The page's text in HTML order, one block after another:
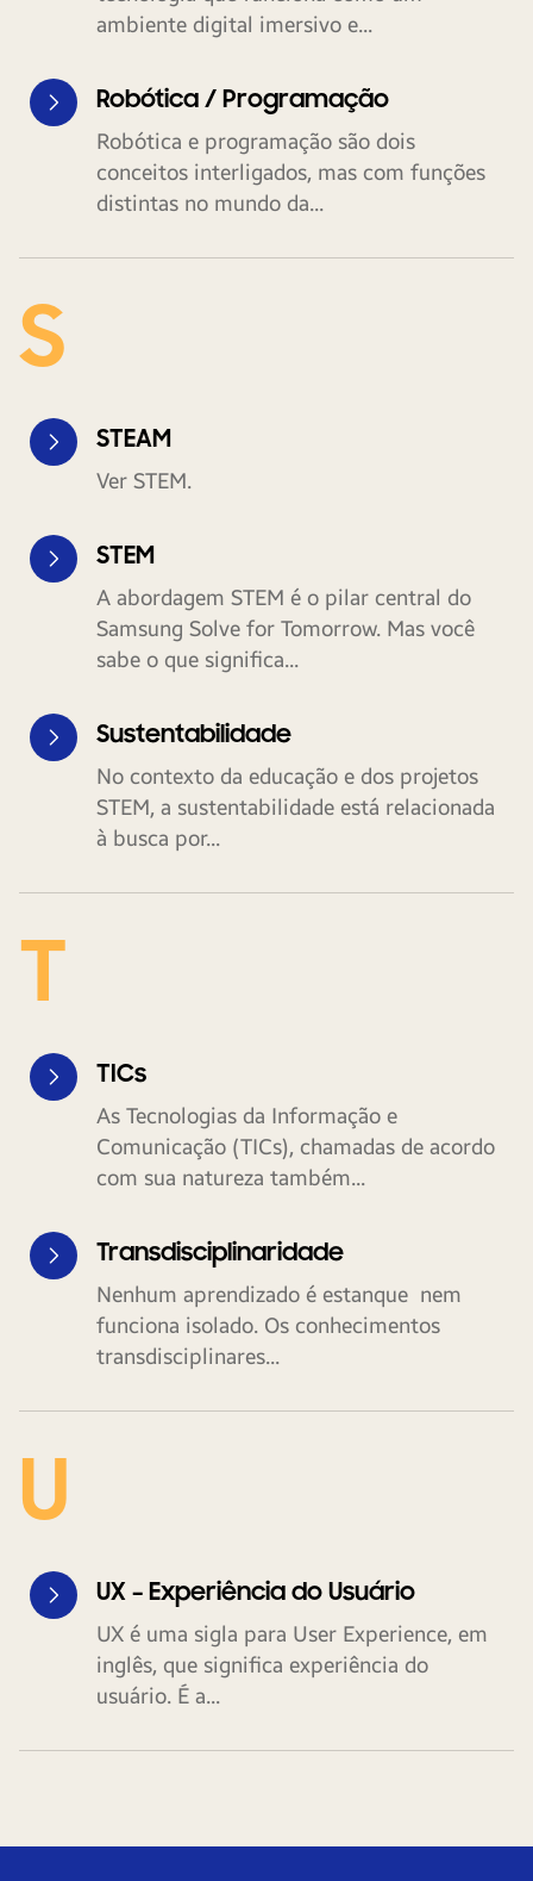
ambiente digital imersivo e...
Robótica / Programação
Robótica e programação são dois
conceitos interligados, mas com funções
distintas no mundo da...
S
STEAM
Ver STEM.
STEM
A abordagem STEM é o pilar central do
Samsung Solve for Tomorrow. Mas você
sabe o que significa...
Sustentabilidade
No contexto da educação e dos projetos
STEM, a sustentabilidade está relacionada
à busca por...
T
TICs
As Tecnologias da Informação e
Comunicação (TICs), chamadas de acordo
com sua natureza também...
Transdisciplinaridade
Nenhum aprendizado é estanque nem
funciona isolado. Os conhecimentos
transdisciplinares...
U
UX – Experiência do Usuário
UX é uma sigla para User Experience, em
inglês, que significa experiência do
usuário. É a...